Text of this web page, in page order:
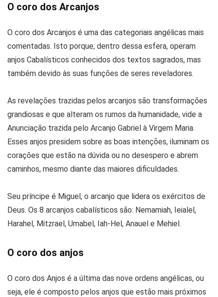
O coro dos Arcanjos
O coro dos Arcanjos é uma das categoriais angélicas mais
comentadas. Isto porque, dentro dessa esfera, operam
anjos Cabalísticos conhecidos dos textos sagrados, mas
também devido às suas funções de seres reveladores.
As revelações trazidas pelos arcanjos são transformações
grandiosas e que alteram os rumos da humanidade, vide a
Anunciação trazida pelo Arcanjo Gabriel à Virgem Maria.
Esses anjos presidem sobre as boas intenções, iluminam os
corações que estão na dúvida ou no desespero e abrem
caminhos, mesmo diante das maiores dificuldades.
Seu príncipe é Miguel, o arcanjo que lidera os exércitos de
Deus. Os 8 arcanjos cabalísticos são: Nemamiah, Ieialel,
Harahel, Mitzrael, Umabel, Iah-Hel, Anauel e Mehiel.
O coro dos anjos
O coro dos Anjos é a última das nove ordens angélicas, ou
seja, ele é composto pelos anjos que estão mais próximos